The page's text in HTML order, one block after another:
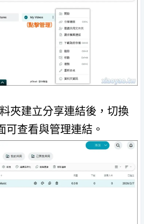
夾建立分享連結後，切換
可查看與管理連結。